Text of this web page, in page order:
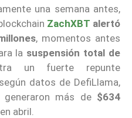
una semana antes,
ZachXBT alertó
, momentos antes
la suspensión total de
un fuerte repunte
datos de DefiLlama,
más de $634
abril.